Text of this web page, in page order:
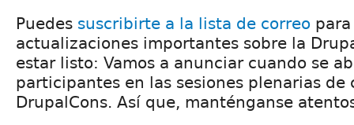
Puedes suscribirte a la lista de correo
actualizaciones importantes sobre la
estar listo: Vamos a anunciar cuando se
participantes en las sesiones plenarias de
DrupalCons. Así que, manténganse